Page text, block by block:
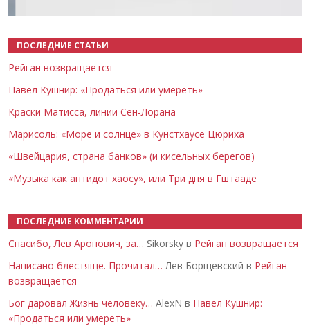
ПОСЛЕДНИЕ СТАТЬИ
Рейган возвращается
Павел Кушнир: «Продаться или умереть»
Краски Матисса, линии Сен-Лорана
Марисоль: «Море и солнце» в Кунстхаусе Цюриха
«Швейцария, страна банков» (и кисельных берегов)
«Музыка как антидот хаосу», или Три дня в Гштааде
ПОСЛЕДНИЕ КОММЕНТАРИИ
Спасибо, Лев Аронович, за… Sikorsky в Рейган возвращается
Написано блестяще. Прочитал… Лев Борщевский в Рейган
возвращается
Бог даровал Жизнь человеку… AlexN в Павел Кушнир:
«Продаться или умереть»